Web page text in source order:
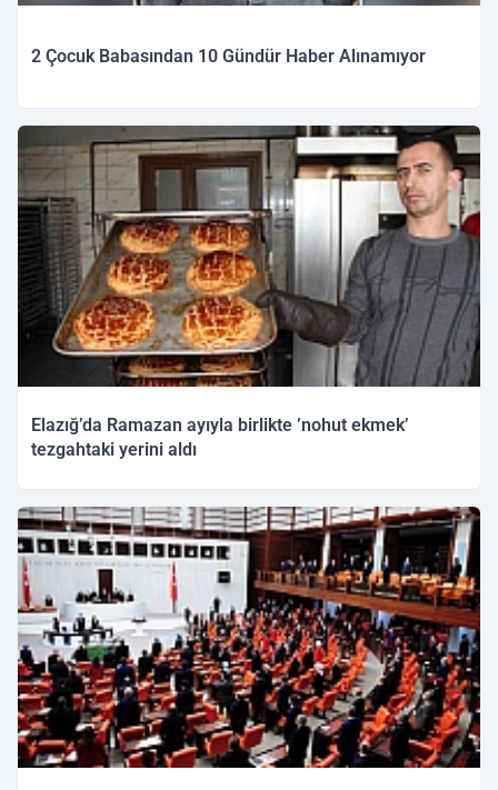
2 Çocuk Babasından 10 Gündür Haber Alınamıyor
Elazığ’da Ramazan ayıyla birlikte ’nohut ekmek’
tezgahtaki yerini aldı